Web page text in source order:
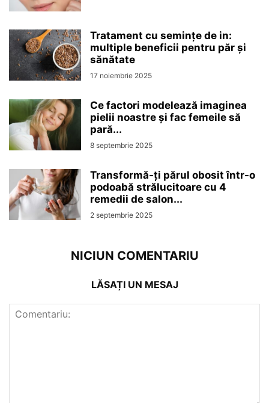
Tratament cu semințe de in:
multiple beneficii pentru păr și
sănătate
17 noiembrie 2025
Ce factori modelează imaginea
pielii noastre și fac femeile să
pară...
8 septembrie 2025
Transformă-ți părul obosit într-o
podoabă strălucitoare cu 4
remedii de salon...
2 septembrie 2025
NICIUN COMENTARIU
LĂSAȚI UN MESAJ